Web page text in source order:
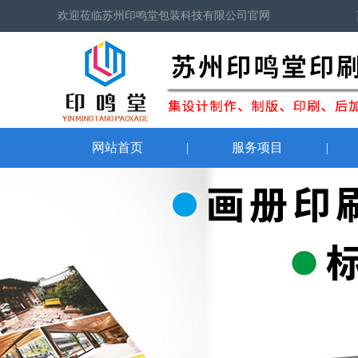
欢迎莅临苏州印鸣堂包装科技有限公司官网
网站首页 | 服务项目 |